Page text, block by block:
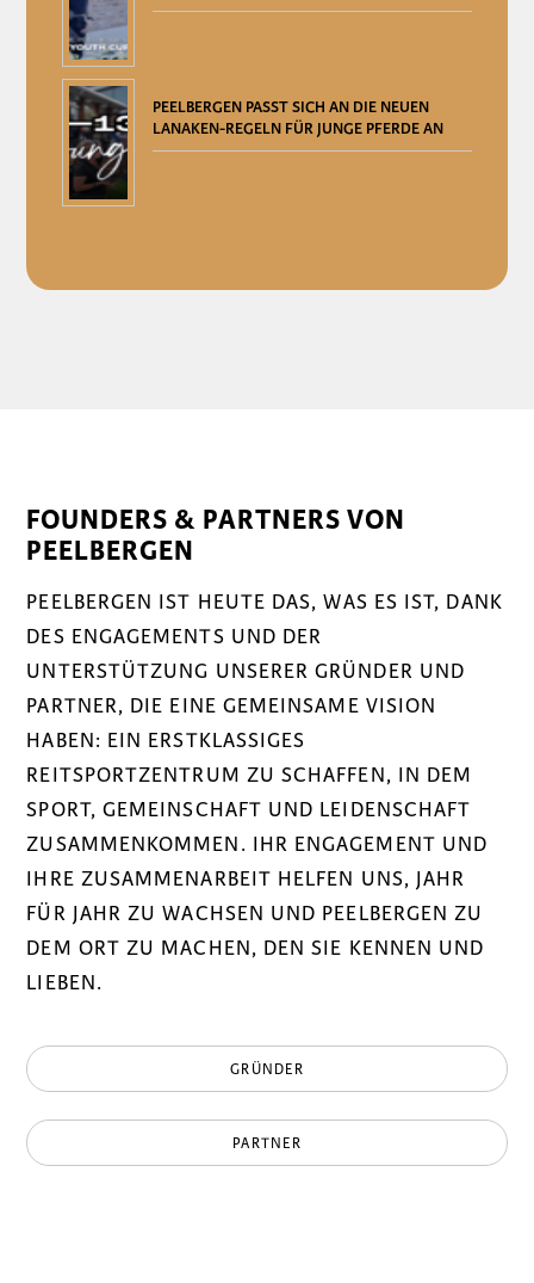
PEELBERGEN PASST SICH AN DIE NEUEN
LANAKEN-REGELN FÜR JUNGE PFERDE AN
FOUNDERS & PARTNERS VON
PEELBERGEN
PEELBERGEN IST HEUTE DAS, WAS ES IST, DANK
DES ENGAGEMENTS UND DER
UNTERSTÜTZUNG UNSERER GRÜNDER UND
PARTNER, DIE EINE GEMEINSAME VISION
HABEN: EIN ERSTKLASSIGES
REITSPORTZENTRUM ZU SCHAFFEN, IN DEM
SPORT, GEMEINSCHAFT UND LEIDENSCHAFT
ZUSAMMENKOMMEN. IHR ENGAGEMENT UND
IHRE ZUSAMMENARBEIT HELFEN UNS, JAHR
FÜR JAHR ZU WACHSEN UND PEELBERGEN ZU
DEM ORT ZU MACHEN, DEN SIE KENNEN UND
LIEBEN.
GRÜNDER
PARTNER